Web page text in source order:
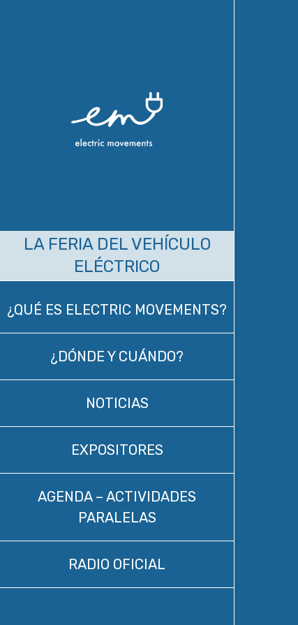
LA FERIA DEL VEHÍCULO
ELÉCTRICO
¿QUÉ ES ELECTRIC MOVEMENTS?
¿DÓNDE Y CUÁNDO?
NOTICIAS
EXPOSITORES
AGENDA – ACTIVIDADES
PARALELAS
RADIO OFICIAL